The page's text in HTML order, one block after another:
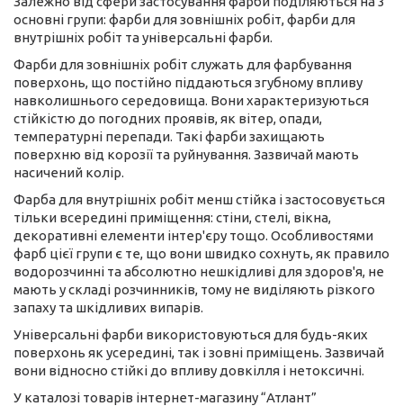
основні групи: фарби для зовнішніх робіт, фарби для
внутрішніх робіт та універсальні фарби.
Фарби для зовнішніх робіт служать для фарбування
поверхонь, що постійно піддаються згубному впливу
навколишнього середовища. Вони характеризуються
стійкістю до погодних проявів, як вітер, опади,
температурні перепади. Такі фарби захищають
поверхню від корозії та руйнування. Зазвичай мають
насичений колір.
Фарба для внутрішніх робіт менш стійка і застосовується
тільки всередині приміщення: стіни, стелі, вікна,
декоративні елементи інтер'єру тощо. Особливостями
фарб цієї групи є те, що вони швидко сохнуть, як правило
водорозчинні та абсолютно нешкідливі для здоров'я, не
мають у складі розчинників, тому не виділяють різкого
запаху та шкідливих випарів.
Універсальні фарби використовуються для будь-яких
поверхонь як усередині, так і зовні приміщень. Зазвичай
вони відносно стійкі до впливу довкілля і нетоксичні.
У каталозі товарів інтернет-магазину “Атлант”